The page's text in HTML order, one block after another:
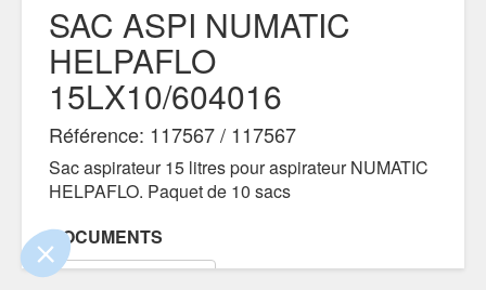
le contenu de ce site vous intéresse
aimerait bien vous accompagner
certifiés par
Je choisis OK pour moi
SAC ASPI NUMATIC
HELPAFLO
15LX10/604016
Référence: 117567 / 117567
Sac aspirateur 15 litres pour aspirateur NUMATIC
HELPAFLO. Paquet de 10 sacs
DOCUMENTS